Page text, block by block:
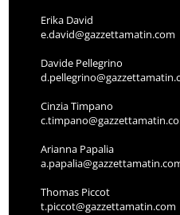
Erika David
e.david@gazzettamatin.com
Davide Pellegrino
Cinzia Timpano
Arianna Papalia
Thomas Piccot
t.piccot@gazzettamatin.com